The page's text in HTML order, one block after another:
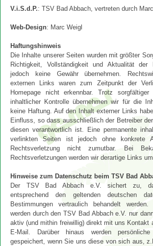
V.i.S.d.P.: TSV Bad Abbach, vertreten durch
Web-Design: Marc Weigl
Haftungshinweis
Die Inhalte unserer Seiten wurden mit größter
Richtigkeit, Vollständigkeit und Aktualität der
jedoch keine Gewähr übernehmen.
externen Links waren zum Zeitpunkt der
Homepage nicht erkennbar. Trotz sorgfältiger
inhaltlicher Kontrolle übernehmen wir für die
keine Haftung. Auf den Inhalt externer Links
Einfluss, so dass ausschließlich der Betreiber
diesen verantwortlich ist. Eine permanente
verlinkten Seiten ist jedoch ohne konkrete
Rechtsverletzung nicht zumutbar. Bei
Rechtsverletzungen werden wir derartige Links
Hinweise zum Datenschutz beim TSV Bad
Der TSV Bad Abbach e.V. sichert zu,
entsprechend den geltenden deutschen
Bestimmungen vertraulich behandelt
werden durch den TSV Bad Abbach e.V. nur
aktiv (und mithin freiwillig) direkt mit uns Kontakt
E-Mail. Darüber hinaus werden
gespeichert, wenn Sie uns diese von sich aus,